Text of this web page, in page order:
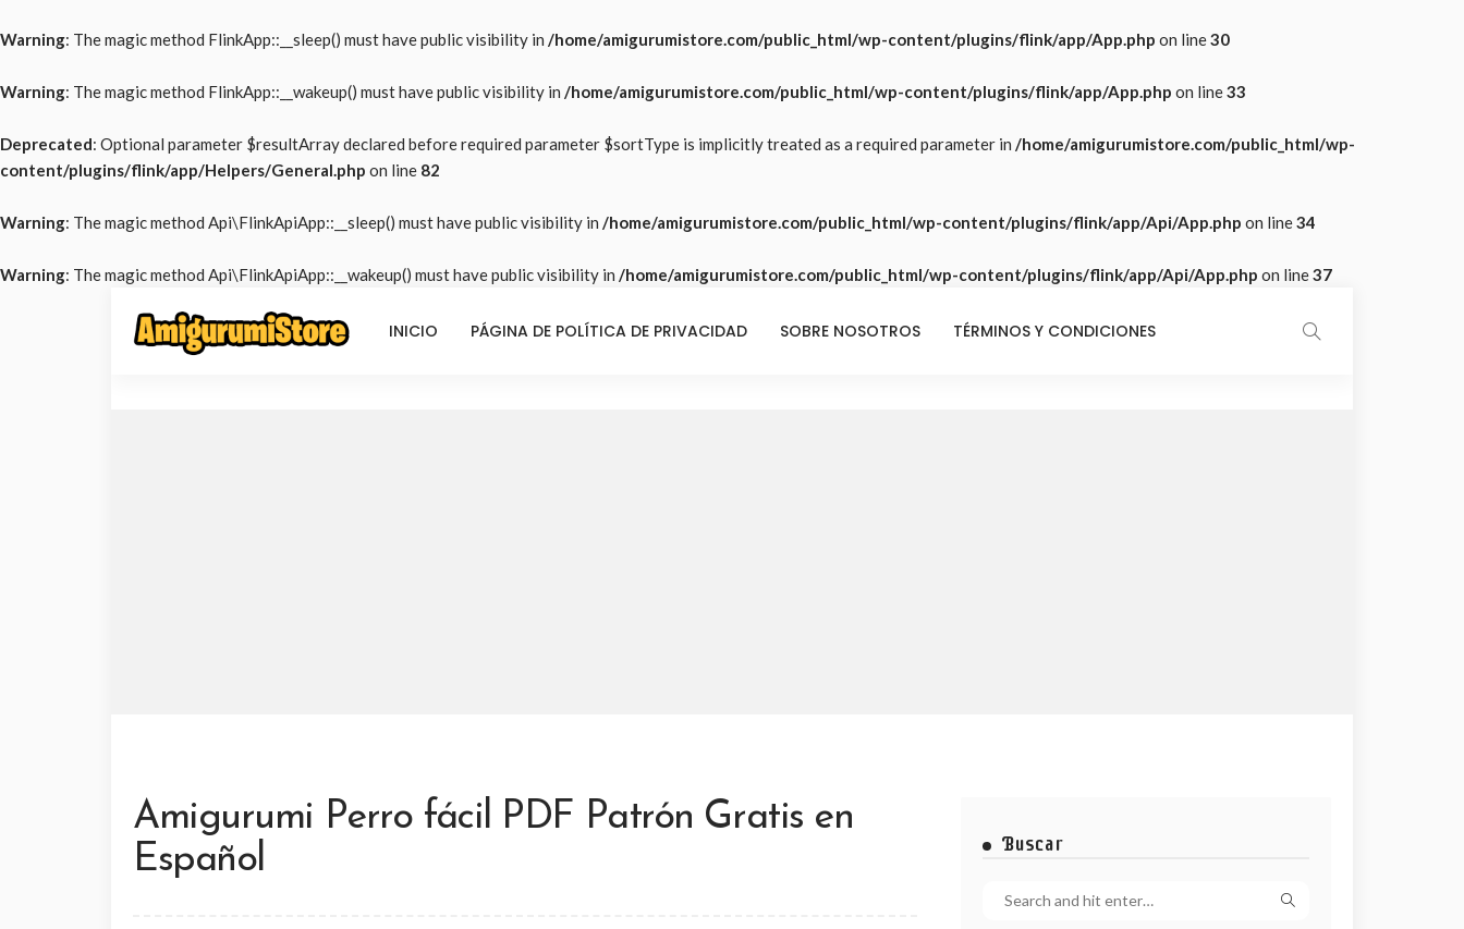
Warning: The magic method FlinkApp::__sleep() must have public visibility in /home/amigurumistore.com/public_html/wp-content/plugins/flink/app/App.php on line30
Warning: The magic method FlinkApp::__wakeup() must have public visibility in /home/amigurumistore.com/public_html/wp-content/plugins/flink/app/App.php on line33
Deprecated: Optional parameter $resultArray declared before required parameter $sortType is implicitly treated as a required parameter in /home/amigurumistore.com/public_html/wp-
content/plugins/flink/app/Helpers/General.php on line 82
Warning: The magic method Api\FlinkApiApp::__sleep() must have public visibility in /home/amigurumistore.com/public_html/wp-content/plugins/flink/app/Api/App.php on line34
Warning: The magic method Api\FlinkApiApp::__wakeup() must have public visibility in /home/amigurumistore.com/public_html/wp-content/plugins/flink/app/Api/App.php on line37
INICIO PÁGINA DE POLÍTICA DE PRIVACIDAD SOBRE NOSOTROS TÉRMINOS Y CONDICIONES
Amigurumi Perro fácil PDF Patrón Gratis en
Español
Buscar